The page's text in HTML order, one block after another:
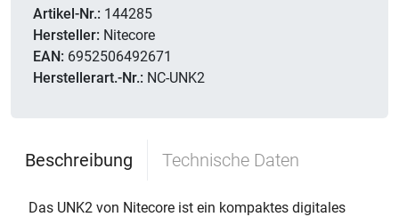
Artikel-Nr.: 144285
Hersteller: Nitecore
EAN: 6952506492671
Herstellerart.-Nr.: NC-UNK2
Beschreibung Technische Daten
Das UNK2 von Nitecore ist ein kompaktes digitales